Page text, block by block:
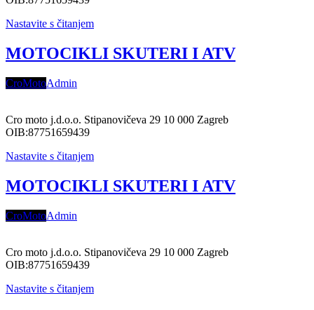
Nastavite s čitanjem
MOTOCIKLI SKUTERI I ATV
CroMotoAdmin
Cro moto j.d.o.o. Stipanovičeva 29 10 000 Zagreb
OIB:87751659439
Nastavite s čitanjem
MOTOCIKLI SKUTERI I ATV
CroMotoAdmin
Cro moto j.d.o.o. Stipanovičeva 29 10 000 Zagreb
OIB:87751659439
Nastavite s čitanjem